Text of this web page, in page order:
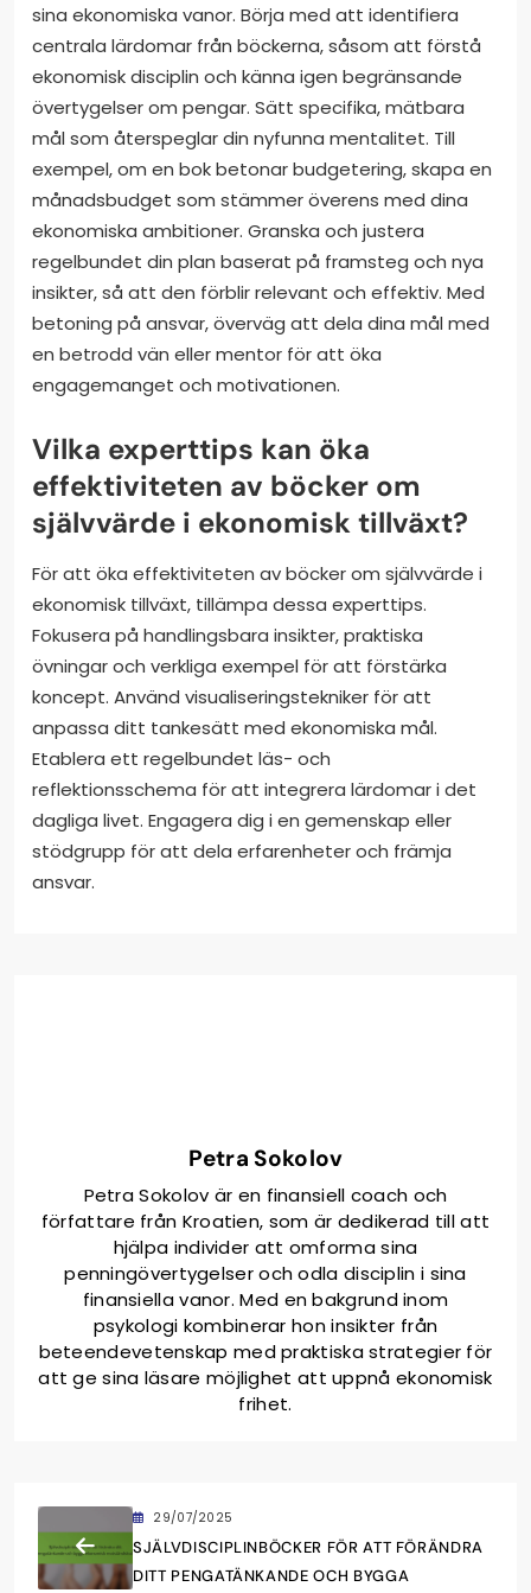
sina ekonomiska vanor. Börja med att identifiera
centrala lärdomar från böckerna, såsom att förstå
ekonomisk disciplin och känna igen begränsande
övertygelser om pengar. Sätt specifika, mätbara
mål som återspeglar din nyfunna mentalitet. Till
exempel, om en bok betonar budgetering, skapa en
månadsbudget som stämmer överens med dina
ekonomiska ambitioner. Granska och justera
regelbundet din plan baserat på framsteg och nya
insikter, så att den förblir relevant och effektiv. Med
betoning på ansvar, överväg att dela dina mål med
en betrodd vän eller mentor för att öka
engagemanget och motivationen.
Vilka experttips kan öka
effektiviteten av böcker om
självvärde i ekonomisk tillväxt?
För att öka effektiviteten av böcker om självvärde i
ekonomisk tillväxt, tillämpa dessa experttips.
Fokusera på handlingsbara insikter, praktiska
övningar och verkliga exempel för att förstärka
koncept. Använd visualiseringstekniker för att
anpassa ditt tankesätt med ekonomiska mål.
Etablera ett regelbundet läs- och
reflektionsschema för att integrera lärdomar i det
dagliga livet. Engagera dig i en gemenskap eller
stödgrupp för att dela erfarenheter och främja
ansvar.
Petra Sokolov
Petra Sokolov är en finansiell coach och
författare från Kroatien, som är dedikerad till att
hjälpa individer att omforma sina
penningövertygelser och odla disciplin i sina
finansiella vanor. Med en bakgrund inom
psykologi kombinerar hon insikter från
beteendevetenskap med praktiska strategier för
att ge sina läsare möjlighet att uppnå ekonomisk
frihet.
29/07/2025
SJÄLVDISCIPLINBÖCKER FÖR ATT FÖRÄNDRA
DITT PENGATÄNKANDE OCH BYGGA